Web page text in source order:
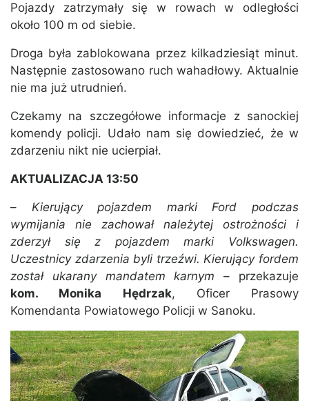
Pojazdy zatrzymały się w rowach w odległości
około 100 m od siebie.
Droga była zablokowana przez kilkadziesiąt minut.
Następnie zastosowano ruch wahadłowy. Aktualnie
nie ma już utrudnień.
Czekamy na szczegółowe informacje z sanockiej
komendy policji. Udało nam się dowiedzieć, że w
zdarzeniu nikt nie ucierpiał.
AKTUALIZACJA 13:50
– Kierujący pojazdem marki Ford podczas
wymijania nie zachował należytej ostrożności i
zderzył się z pojazdem marki Volkswagen.
Uczestnicy zdarzenia byli trzeźwi. Kierujący fordem
został ukarany mandatem karnym – przekazuje
kom. Monika Hędrzak, Oficer Prasowy
Komendanta Powiatowego Policji w Sanoku.